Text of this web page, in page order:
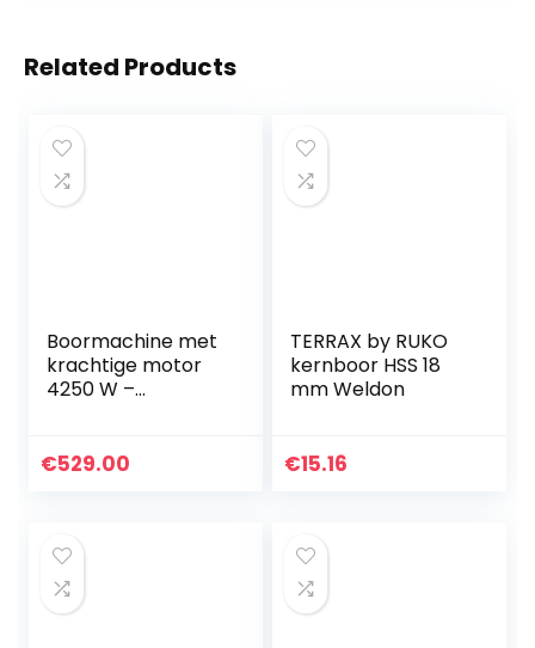
Related Products
Boormachine met
krachtige motor
4250 W –
boordiameter
kernboormachine
s voor gebruik met
diamantboor
€529.00
TERRAX by RUKO
kernboor HSS 18
mm Weldon
€15.16